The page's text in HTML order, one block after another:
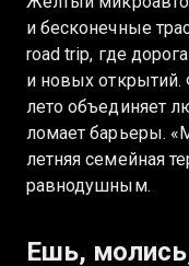
и бесконечные
road trip, где
и новых открытий.
лето объединяет
ломает барьеры.
летняя семейная
равнодушным.
Ешь,